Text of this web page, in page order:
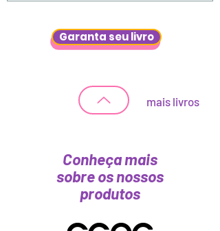
Garanta seu livro
mais livros
Conheça mais
sobre os nossos
produtos